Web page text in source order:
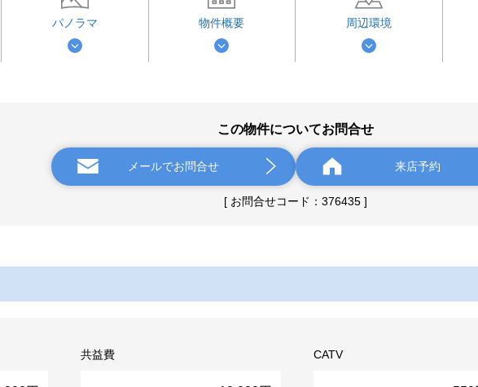
パノラマ 物件概要 周辺環境
この物件についてお問合せ
メールでお問合せ 来店予約
[ お問合せコード：376435 ]
共益費 CATV